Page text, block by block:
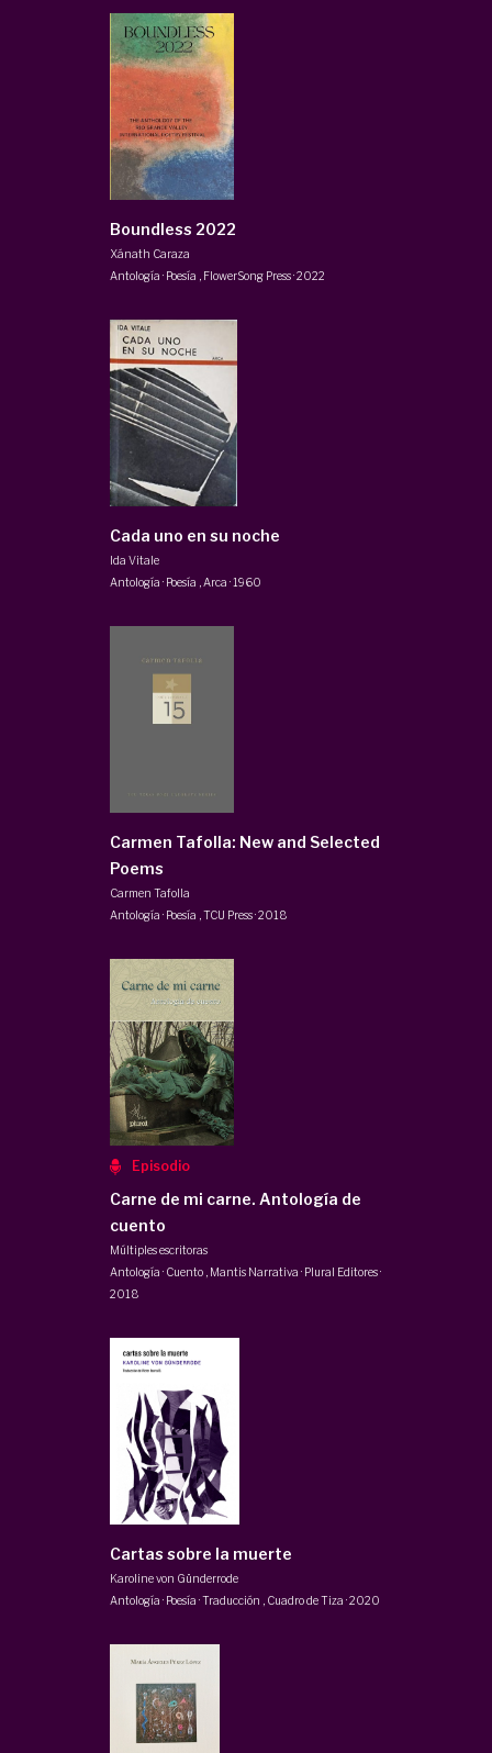
Boundless 2022
Xánath Caraza
Antología · Poesía
FlowerSong Press·2022
Cada uno en su noche
Ida Vitale
Antología · Poesía
Arca ·1960
Carmen Tafolla: New and Selected
Poems
Carmen Tafolla
Antología · Poesía TCU Press·2018
Episodio
Carne de mi carne. Antología de
cuento
Múltiples escritoras
Antología · Cuento, Mantis Narrativa · Plural Editores·
2018
Cartas sobre la muerte
Karoline von Günderrode
Antología · Poesía · Traducción
Cuadro de Tiza ·2020